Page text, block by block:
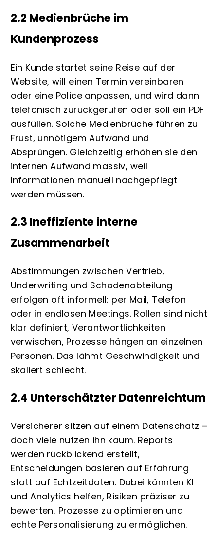
2.2 Medienbrüche im
Kundenprozess
Ein Kunde startet seine Reise auf der
Website, will einen Termin vereinbaren
oder eine Police anpassen, und wird dann
telefonisch zurückgerufen oder soll ein PDF
ausfüllen. Solche Medienbrüche führen zu
Frust, unnötigem Aufwand und
Absprüngen. Gleichzeitig erhöhen sie den
internen Aufwand massiv, weil
Informationen manuell nachgepflegt
werden müssen.
2.3 Ineffiziente interne
Zusammenarbeit
Abstimmungen zwischen Vertrieb,
Underwriting und Schadenabteilung
erfolgen oft informell: per Mail, Telefon
oder in endlosen Meetings. Rollen sind nicht
klar definiert, Verantwortlichkeiten
verwischen, Prozesse hängen an einzelnen
Personen. Das lähmt Geschwindigkeit und
skaliert schlecht.
2.4 Unterschätzter Datenreichtum
Versicherer sitzen auf einem Datenschatz –
doch viele nutzen ihn kaum. Reports
werden rückblickend erstellt,
Entscheidungen basieren auf Erfahrung
statt auf Echtzeitdaten. Dabei könnten KI
und Analytics helfen, Risiken präziser zu
bewerten, Prozesse zu optimieren und
echte Personalisierung zu ermöglichen.